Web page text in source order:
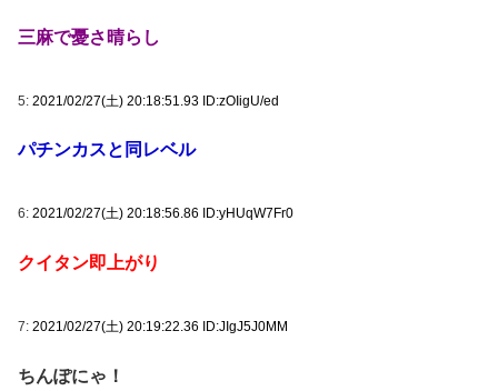
三麻で憂さ晴らし
5: 2021/02/27(土) 20:18:51.93 ID:zOIigU/ed
パチンカスと同レベル
6: 2021/02/27(土) 20:18:56.86 ID:yHUqW7Fr0
クイタン即上がり
7: 2021/02/27(土) 20:19:22.36 ID:JIgJ5J0MM
ちんぽにゃ！